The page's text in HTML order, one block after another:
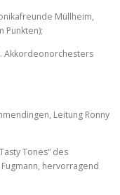
Müllheim,
Punkten);
Akkordeonorchesters
Leitung Ronny
Tones“ des
hervorragend